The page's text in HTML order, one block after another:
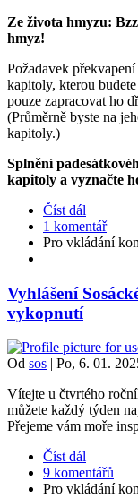
Ze života hmyzu:
hmyz!
Požadavek
kapitoly, kterou
pouze zapracovat ho
(Průměrně byste na
kapitoly.)
Splnění
kapitoly a vyznačte
Číst dál
1 komentář
Pro vkládání
Vyhlášení
vykopnutí
Od sos | Po, 6. 01.
Vítejte u čtvrtého
můžete každý týden
Přejeme vám moře
Číst dál
9 komentářů
Pro vkládání